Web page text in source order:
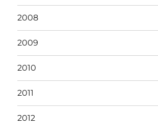
2008
2009
2010
2011
2012